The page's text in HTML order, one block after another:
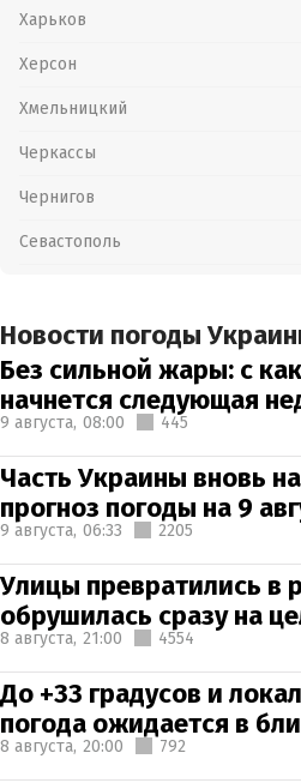
Харьков
Херсон
Хмельницкий
Черкассы
Чернигов
Севастополь
Новости погоды
Без сильной жары: с
начнется следующая
9 августа, 08:00 445
Часть Украины вновь
прогноз погоды на 9
9 августа, 06:33 2205
Улицы превратились в
обрушилась сразу на
8 августа, 21:00 4554
До +33 градусов и
погода ожидается в
8 августа, 20:00 792